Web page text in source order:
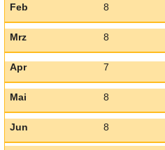
Feb 8
Mrz 8
Apr 7
Mai 8
Jun 8